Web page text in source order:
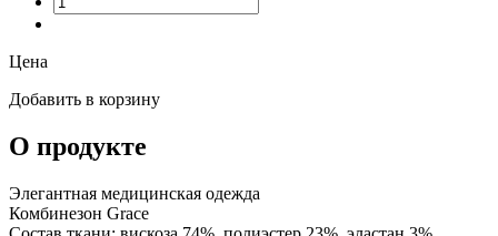
Цена
Добавить в корзину
О продукте
Элегантная медицинская одежда
Комбинезон Grace